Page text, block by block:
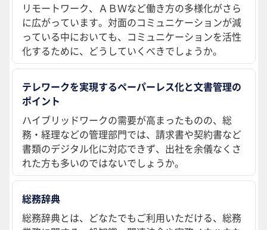
リモートワーク、ＡＢＷなど働き方の多様化がさら
に広がっています。対面のコミュニケーションが減
っている中においても、コミュニケーションを活性
化するために、どうしていくべきでしょうか。
テレワークを実現するペーパーレス化と文書管理の
ポイント
ハイブリッドワークの需要が高まったものの、総
務・経理などの管理部門では、請求書や契約書など
書類のデジタル化に対応できず、出社を余儀なくさ
れた方も多いのではないでしょうか。
総務辞典
総務辞典とは、どなたでもご利用いただける、総務